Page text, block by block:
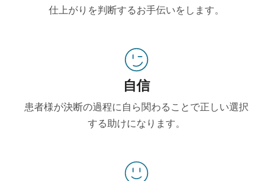
仕上がりを判断するお手伝いをします。
自信
患者様が決断の過程に自ら関わることで正しい選択
する助けになります。